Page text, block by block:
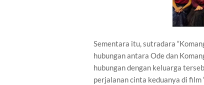
Sementara itu, sutradara
hubungan antara Ode dan
hubungan dengan keluarga
perjalanan cinta keduanya di film